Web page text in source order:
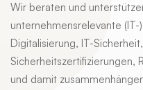
Wir beraten und
unternehmensrelevante
Digitalisierung, IT-
Sicherheitszertifizierungen,
und damit